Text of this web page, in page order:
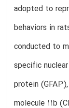
adopted to
behaviors in
conducted to
specific
protein
molecule 11b